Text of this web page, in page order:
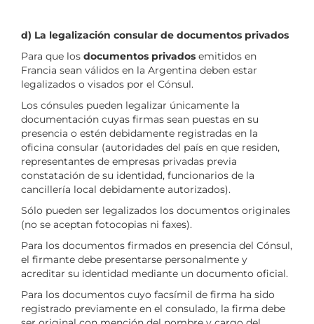
d) La legalización consular de documentos privados
Para que los documentos privados emitidos en
Francia sean válidos en la Argentina deben estar
legalizados o visados por el Cónsul.
Los cónsules pueden legalizar únicamente la
documentación cuyas firmas sean puestas en su
presencia o estén debidamente registradas en la
oficina consular (autoridades del país en que residen,
representantes de empresas privadas previa
constatación de su identidad, funcionarios de la
cancillería local debidamente autorizados).
Sólo pueden ser legalizados los documentos originales
(no se aceptan fotocopias ni faxes).
Para los documentos firmados en presencia del Cónsul,
el firmante debe presentarse personalmente y
acreditar su identidad mediante un documento oficial.
Para los documentos cuyo facsímil de firma ha sido
registrado previamente en el consulado, la firma debe